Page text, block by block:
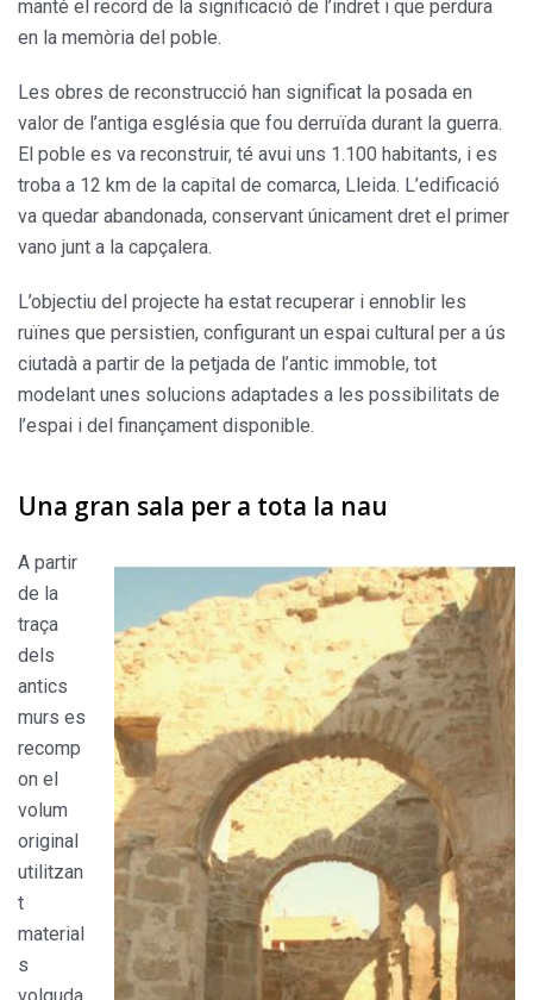
manté el record de la significació de l’indret i que perdura
en la memòria del poble.
Les obres de reconstrucció han significat la posada en
valor de l’antiga església que fou derruïda durant la guerra.
El poble es va reconstruir, té avui uns 1.100 habitants, i es
troba a 12 km de la capital de comarca, Lleida. L’edificació
va quedar abandonada, conservant únicament dret el primer
vano junt a la capçalera.
L’objectiu del projecte ha estat recuperar i ennoblir les
ruïnes que persistien, configurant un espai cultural per a ús
ciutadà a partir de la petjada de l’antic immoble, tot
modelant unes solucions adaptades a les possibilitats de
l’espai i del finançament disponible.
Una gran sala per a tota la nau
A partir
de la
traça
dels
antics
murs es
recomp
on el
volum
original
utilitzan
t
material
s